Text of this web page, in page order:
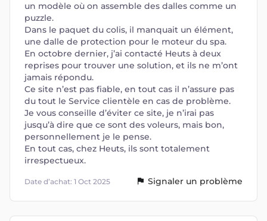
un modèle où on assemble des dalles comme un
puzzle.
Dans le paquet du colis, il manquait un élément,
une dalle de protection pour le moteur du spa.
En octobre dernier, j’ai contacté Heuts à deux
reprises pour trouver une solution, et ils ne m’ont
jamais répondu.
Ce site n’est pas fiable, en tout cas il n’assure pas
du tout le Service clientèle en cas de problème.
Je vous conseille d’éviter ce site, je n’irai pas
jusqu’à dire que ce sont des voleurs, mais bon,
personnellement je le pense.
En tout cas, chez Heuts, ils sont totalement
irrespectueux.
Date d’achat: 1 Oct 2025 Signaler un problème